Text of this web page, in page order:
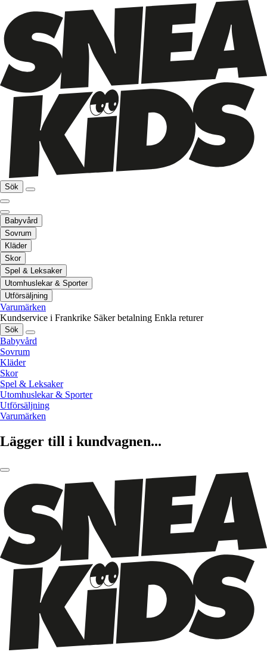
Sök
Babyvård
Sovrum
Kläder
Skor
Spel & Leksaker
Utomhuslekar & Sporter
Utförsäljning
Varumärken
Kundservice i Frankrike Säker betalning Enkla returer
Sök
Babyvård
Sovrum
Kläder
Skor
Spel & Leksaker
Utomhuslekar & Sporter
Utförsäljning
Varumärken
Lägger till i kundvagnen...